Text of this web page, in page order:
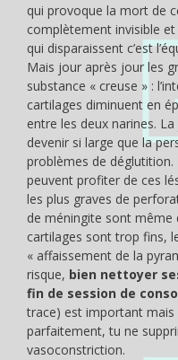
qui provoque la mort de
complètement invisible
qui disparaissent c’est
Mais jour après jour les
substance « creuse » :
cartilages diminuent en
entre les deux narines.
devenir si large que la
problèmes de
peuvent profiter de ces
les plus graves de
de méningite sont même
cartilages sont trop fins,
« affaissement de la
risque, bien nettoyer
fin de session de
trace) est important
parfaitement, tu ne
vasoconstriction.